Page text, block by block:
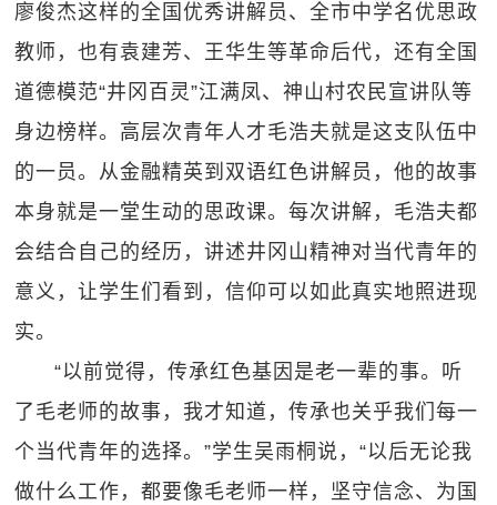
廖俊杰这样的全国优秀讲解员、全市中学名优思政
教师，也有袁建芳、王华生等革命后代，还有全国
道德模范“井冈百灵”江满凤、神山村农民宣讲队等
身边榜样。高层次青年人才毛浩夫就是这支队伍中
的一员。从金融精英到双语红色讲解员，他的故事
本身就是一堂生动的思政课。每次讲解，毛浩夫都
会结合自己的经历，讲述井冈山精神对当代青年的
意义，让学生们看到，信仰可以如此真实地照进现
实。
“以前觉得，传承红色基因是老一辈的事。听
了毛老师的故事，我才知道，传承也关乎我们每一
个当代青年的选择。”学生吴雨桐说，“以后无论我
做什么工作，都要像毛老师一样，坚守信念、为国